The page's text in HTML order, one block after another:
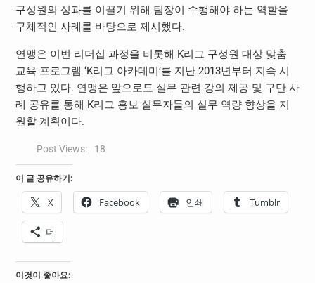
구성원의 성과를 이끌기 위해 팀장이 수행해야 하는 역할을
구체적인 사례를 바탕으로 제시했다.
연맹은 이번 리더십 과정을 비롯해 K리그 구성원 대상 맞춤
교육 프로그램 ‘K리그 아카데미’를 지난 2013년부터 지속 시
행하고 있다. 연맹은 앞으로도 실무 관련 강의 제공 및 구단 사
례 공유를 통해 K리그 홍보 실무자들의 실무 역량 향상을 지
원할 계획이다.
Post Views: 18
이 글 공유하기:
X Facebook 인쇄 Tumblr
더
이것이 좋아요: